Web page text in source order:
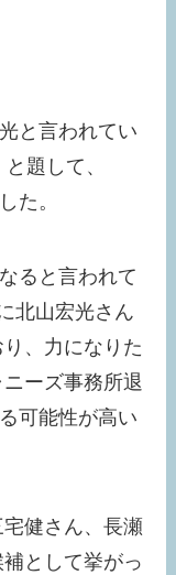
と言われてい
題して、
た。
ると言われて
北山宏光さん
、力になりた
ーズ事務所退
可能性が高い
健さん、長瀬
として挙がっ